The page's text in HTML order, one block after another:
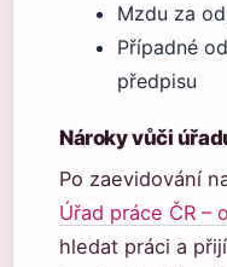
Mzdu za
Případné
předpisu
Nároky vůči
Po zaevidování
Úřad práce ČR –
hledat práci a